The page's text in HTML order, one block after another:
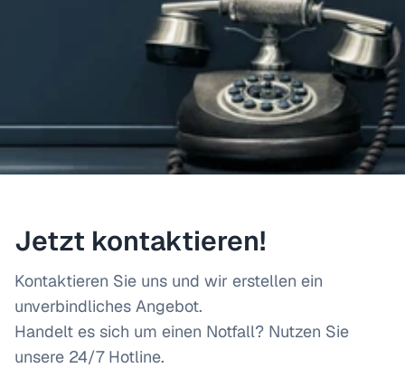
Jetzt kontaktieren!
Kontaktieren Sie uns und wir erstellen ein
unverbindliches Angebot.
Handelt es sich um einen Notfall? Nutzen Sie
unsere 24/7 Hotline.